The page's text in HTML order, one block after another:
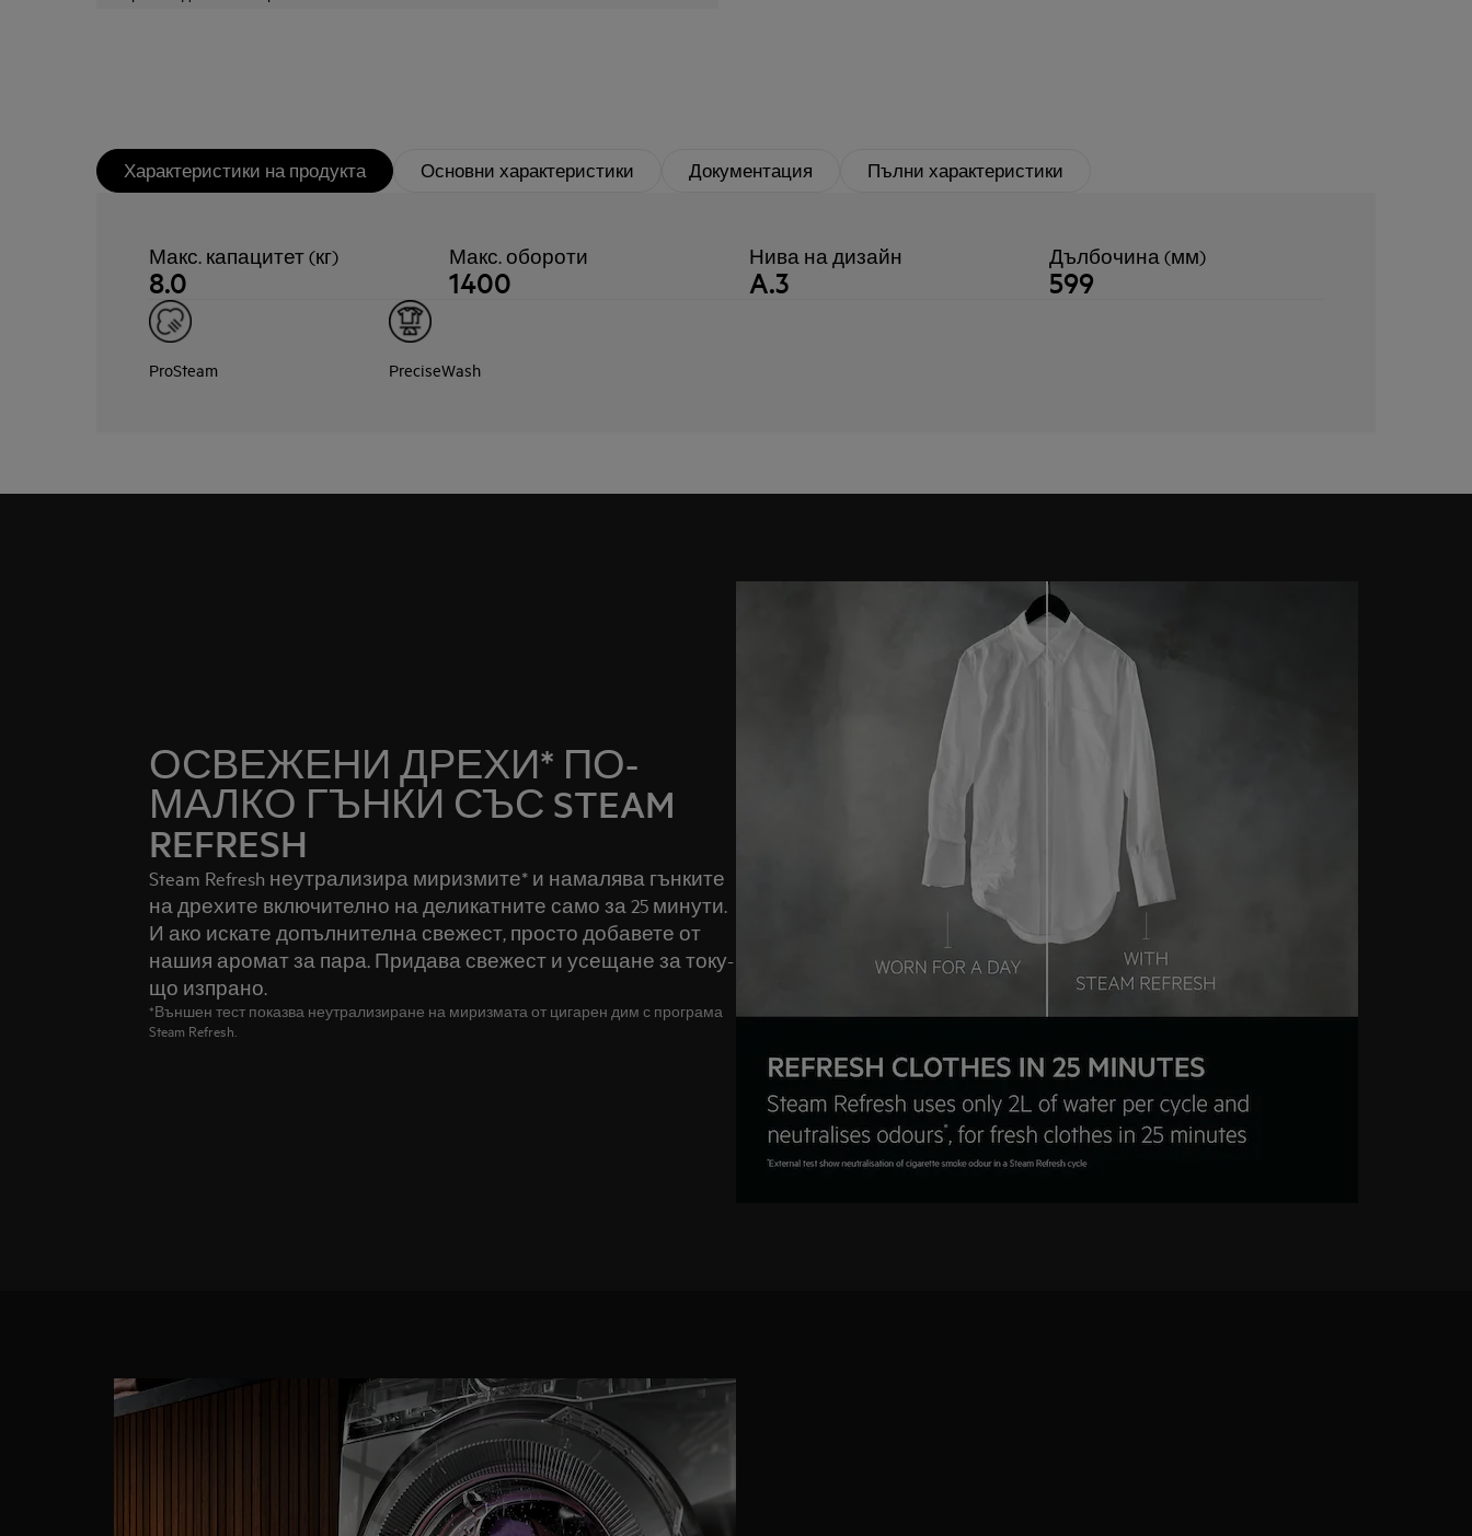
Характеристики на продукта Основни характеристики Документация Пълни характеристики
Макс. капацитет (кг)
8.0
Макс. обороти
1400
Нива на дизайн
A.3
Дълбочина (мм)
599
ProSteam PreciseWash
ОСВЕЖЕНИ ДРЕХИ* ПО-
МАЛКО ГЪНКИ СЪС STEAM
REFRESH
Steam Refresh неутрализира миризмите* и намалява гънките
на дрехите включително на деликатните само за 25 минути.
И ако искате допълнителна свежест, просто добавете от
нашия аромат за пара. Придава свежест и усещане за току-
що изпрано.
*Външен тест показва неутрализиране на миризмата от цигарен дим с програма
Steam Refresh.